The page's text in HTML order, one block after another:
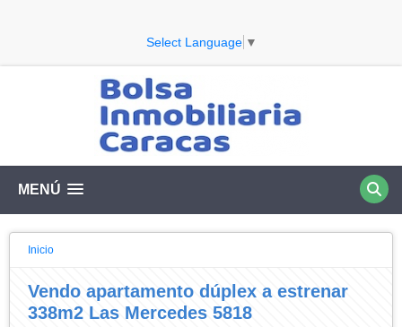
Select Language ▼
MENÚ
Inicio
Vendo apartamento dúplex a estrenar
338m2 Las Mercedes 5818